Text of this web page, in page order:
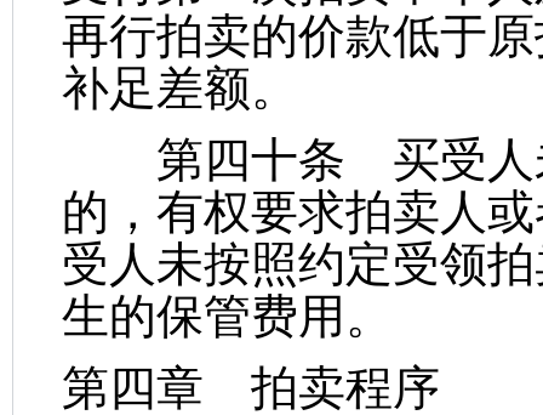
再行拍卖的价款低于
补足差额。
第四十条 买受人
的，有权要求拍卖人
受人未按照约定受领
生的保管费用。
第四章 拍卖程序